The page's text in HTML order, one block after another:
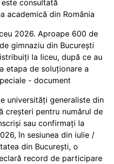
consultată
academică din România
2026. Aproape 600 de
gimnaziu din București
la liceu, după ce au
etapa de soluționare a
- document
universități generaliste din
creșteri pentru numărul de
sau confirmați la
în sesiunea din iulie /
din București, o
record de participare